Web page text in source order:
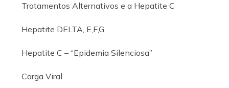
Tratamentos Alternativos e a Hepatite C
Hepatite DELTA, E,F,G
Hepatite C – “Epidemia Silenciosa”
Carga Viral